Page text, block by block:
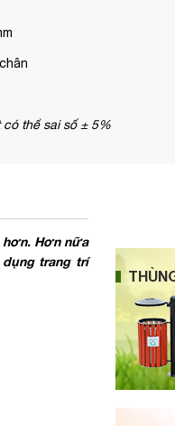
thể sai số ± 5%
Hơn nữa
trang trí